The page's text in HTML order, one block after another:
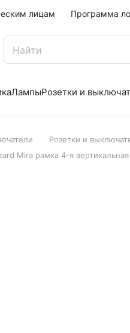
лицам Программа
ЛампыРозетки и
Розетки и
Mira рамка 4-я